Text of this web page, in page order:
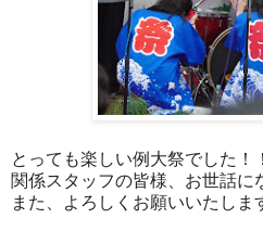
とっても楽しい例大祭でした！
関係スタッフの皆様、お世話に
また、よろしくお願いいたしま